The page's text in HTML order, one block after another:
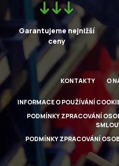
Garantujeme nejnižší
ceny
KONTAKTY O
INFORMACE O POUŽÍVÁNÍ
PODMÍNKY ZPRACOVÁNÍ
PODMÍNKY ZPRACOVÁNÍ